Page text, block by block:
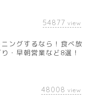
54877 view
ングするなら！食べ放
・早朝営業など8選！
48008 view